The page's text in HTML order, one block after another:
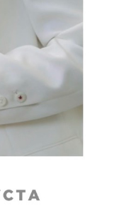
рюкзака
замша
исполнения
дней